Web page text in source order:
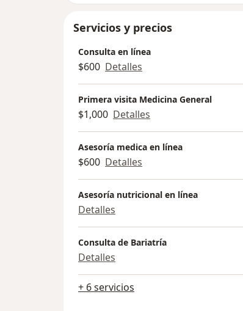
Servicios y precios
Consulta en línea
$600 Detalles
Primera visita Medicina General
$1,000 Detalles
Asesoría medica en línea
$600 Detalles
Asesoría nutricional en línea
Detalles
Consulta de Bariatría
Detalles
+ 6 servicios